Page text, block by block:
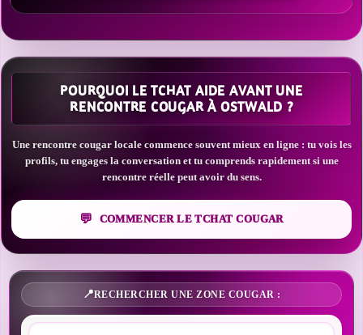
POURQUOI LE TCHAT AIDE AVANT UNE
RENCONTRE COUGAR À OSTWALD ?
Une rencontre cougar locale commence souvent mieux en ligne : tu vois les
profils, tu engages la conversation et tu comprends rapidement si une
rencontre réelle peut avoir du sens.
COMMENCER LE TCHAT COUGAR
RECHERCHER UNE ZONE COUGAR :